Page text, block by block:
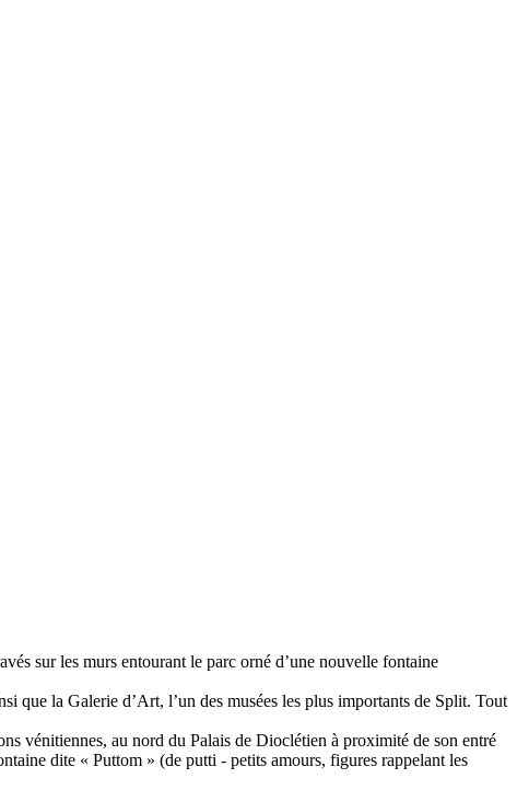
sur les murs entourant le parc orné d’une nouvelle fontaine
que la Galerie d’Art, l’un des musées les plus importants de Split. Tout
vénitiennes, au nord du Palais de Dioclétien à proximité de son entré
dite « Puttom » (de putti - petits amours, figures rappelant les